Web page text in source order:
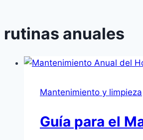
rutinas anuales
Mantenimiento y limpieza
Guía para el